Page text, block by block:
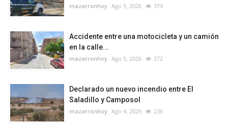
mazarronhoy Ago 5, 2026 379
Accidente entre una motocicleta y un camión
en la calle...
mazarronhoy Ago 5, 2026 272
Declarado un nuevo incendio entre El
Saladillo y Camposol
mazarronhoy Ago 4, 2026 236